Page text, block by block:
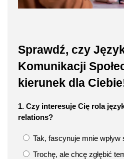
Sprawdź, czy
Komunikacji
kierunek dla
1. Czy interesuje Cię rola
relations?
Tak, fascynuje mnie wpływ
Trochę, ale chcę zgłębić